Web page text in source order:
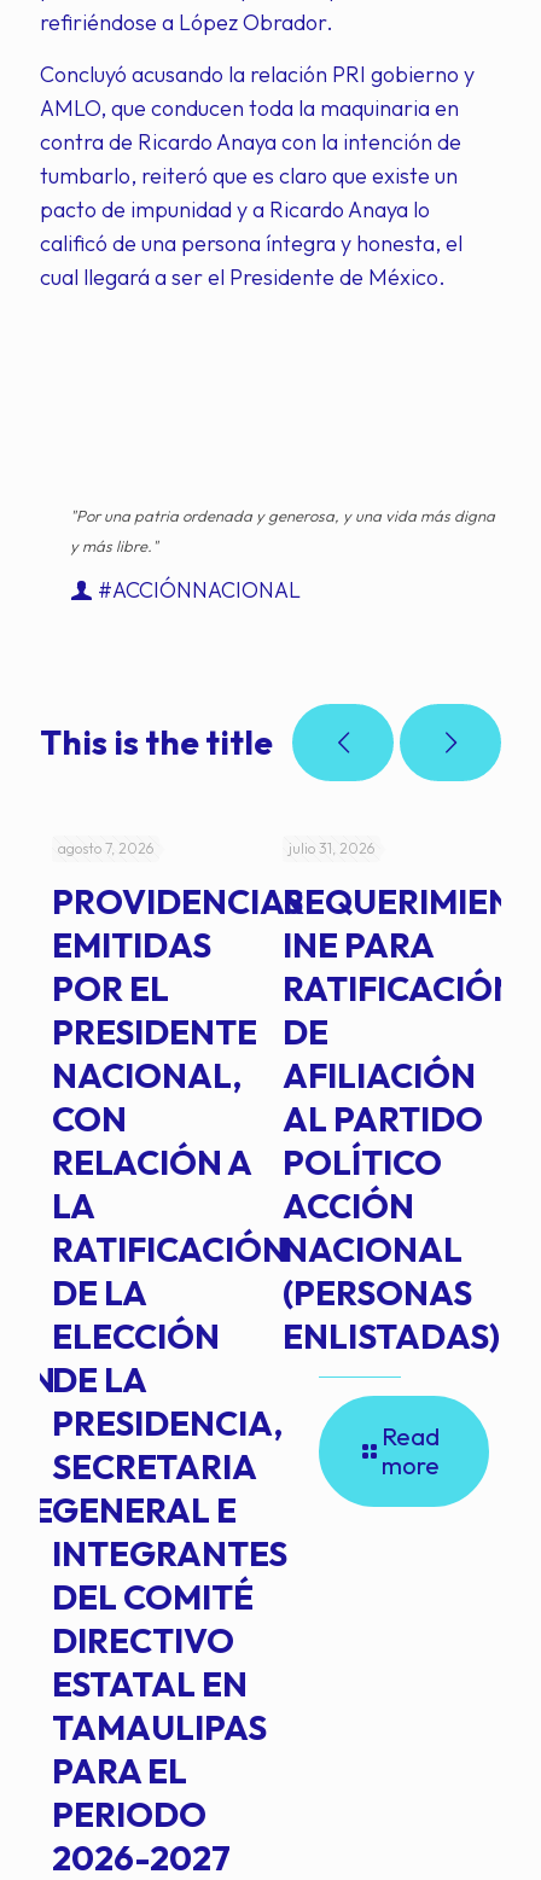
refiriéndose a López Obrador.
Concluyó acusando la relación PRI gobierno y
AMLO, que conducen toda la maquinaria en
contra de Ricardo Anaya con la intención de
tumbarlo, reiteró que es claro que existe un
pacto de impunidad y a Ricardo Anaya lo
calificó de una persona íntegra y honesta, el
cual llegará a ser el Presidente de México.
"Por una patria ordenada y generosa, y una vida más digna
y más libre."
#ACCIÓNNACIONAL
This is the title
agosto 7, 2026
PROVIDENCIAS
EMITIDAS
POR EL
PRESIDENTE
NACIONAL,
CON
RELACIÓN A
LA
RATIFICACIÓN
DE LA
ELECCIÓN
DE LA
PRESIDENCIA,
SECRETARIA
GENERAL E
INTEGRANTES
DEL COMITÉ
DIRECTIVO
ESTATAL EN
TAMAULIPAS
PARA EL
PERIODO
2026-2027
julio 31, 2026
INE PARA
RATIFICACIÓN
DE
AFILIACIÓN
AL PARTIDO
POLÍTICO
ACCIÓN
NACIONAL
(PERSONAS
ENLISTADAS)
Read
more